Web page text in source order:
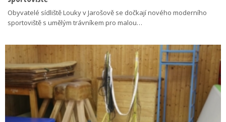
Obyvatelé sídliště Louky v Jarošově se dočkají nového moderního
sportoviště s umělým trávníkem pro malou…